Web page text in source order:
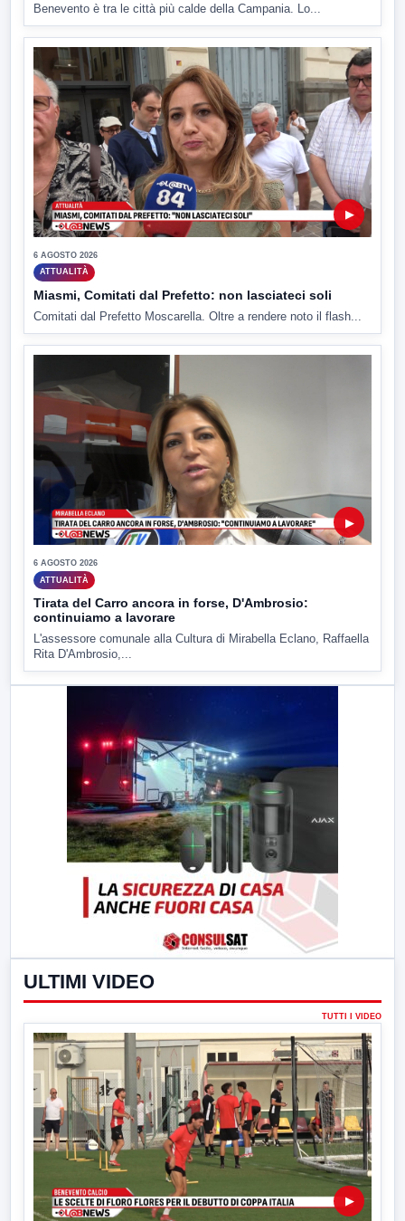
Benevento è tra le città più calde della Campania. Lo...
▶
6 AGOSTO 2026
ATTUALITÀ
Miasmi, Comitati dal Prefetto: non lasciateci soli
Comitati dal Prefetto Moscarella. Oltre a rendere noto il flash...
▶
6 AGOSTO 2026
ATTUALITÀ
Tirata del Carro ancora in forse, D'Ambrosio:
continuiamo a lavorare
L'assessore comunale alla Cultura di Mirabella Eclano, Raffaella
Rita D'Ambrosio,...
ULTIMI VIDEO
TUTTI I VIDEO
▶